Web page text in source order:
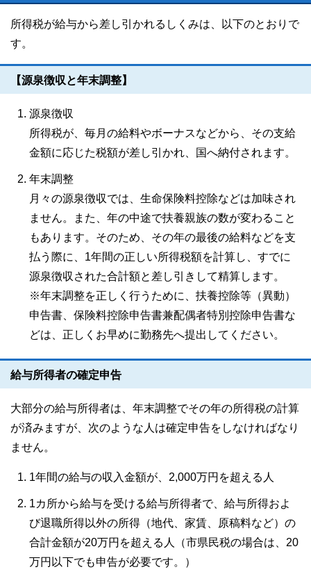
所得税が給与から差し引かれるしくみは、以下のとおりで
す。
【源泉徴収と年末調整】
源泉徴収
所得税が、毎月の給料やボーナスなどから、その支給
金額に応じた税額が差し引かれ、国へ納付されます。
年末調整
月々の源泉徴収では、生命保険料控除などは加味され
ません。また、年の中途で扶養親族の数が変わること
もあります。そのため、その年の最後の給料などを支
払う際に、1年間の正しい所得税額を計算し、すでに
源泉徴収された合計額と差し引きして精算します。
※年末調整を正しく行うために、扶養控除等（異動）
申告書、保険料控除申告書兼配偶者特別控除申告書な
どは、正しくお早めに勤務先へ提出してください。
給与所得者の確定申告
大部分の給与所得者は、年末調整でその年の所得税の計算
が済みますが、次のような人は確定申告をしなければなり
ません。
1年間の給与の収入金額が、2,000万円を超える人
1カ所から給与を受ける給与所得者で、給与所得およ
び退職所得以外の所得（地代、家賃、原稿料など）の
合計金額が20万円を超える人（市県民税の場合は、20
万円以下でも申告が必要です。）